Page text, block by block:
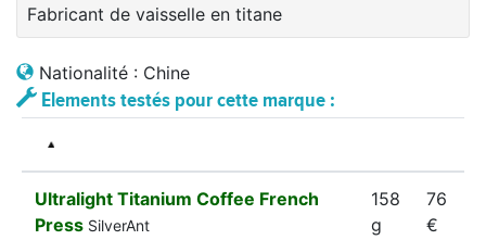
Fabricant de vaisselle en titane
Nationalité : Chine
Elements testés pour cette marque :
Ultralight Titanium Coffee French
Press SilverAnt
158
g
76
€